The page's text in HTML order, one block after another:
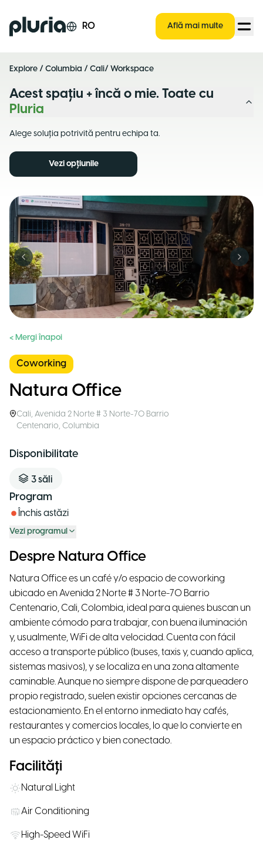
Logo Pluria RO Află mai multe
Explore / Columbia / Cali/ Workspace
Acest spațiu + încă o mie. Toate cu
Pluria
Alege soluția potrivită pentru echipa ta.
Vezi opțiunile
Previous slide Next
< Mergi înapoi
Coworking
Natura Office
Cali, Avenida 2 Norte # 3 Norte-70 Barrio
Centenario, Columbia
Disponibilitate
3săli
Program
Închis astăzi
Vezi programul
Despre Natura Office
Natura Office es un café y/o espacio de coworking
ubicado en Avenida 2 Norte # 3 Norte-70 Barrio
Centenario, Cali, Colombia, ideal para quienes buscan un
ambiente cómodo para trabajar, con buena iluminación
y, usualmente, WiFi de alta velocidad. Cuenta con fácil
acceso a transporte público (buses, taxis y, cuando aplica,
sistemas masivos), y se localiza en una zona altamente
caminable. Aunque no siempre dispone de parqueadero
propio registrado, suelen existir opciones cercanas de
estacionamiento. En el entorno inmediato hay cafés,
restaurantes y comercios locales, lo que lo convierte en
un espacio práctico y bien conectado.
Facilități
Natural Light
Air Conditioning
High-Speed WiFi